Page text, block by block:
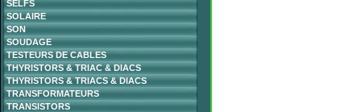
SELFS
SOLAIRE
SON
SOUDAGE
TESTEURS DE CABLES
THYRISTORS & TRIAC & DIACS
THYRISTORS & TRIACS & DIACS
TRANSFORMATEURS
TRANSISTORS